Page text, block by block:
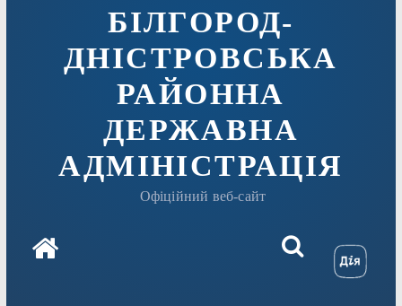
БІЛГОРОД-
ДНІСТРОВСЬКА
РАЙОННА
ДЕРЖАВНА
АДМІНІСТРАЦІЯ
Офіційний веб-сайт